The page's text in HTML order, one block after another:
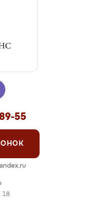
18
55